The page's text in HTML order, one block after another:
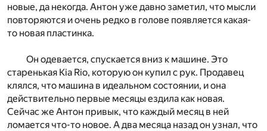
новые, да некогда. Антон уже давно заметил, что мысли
повторяются и очень редко в голове появляется какая-
то новая пластинка.
Он одевается, спускается вниз к машине. Это
старенькая Kia Rio, которую он купил с рук. Продавец
клялся, что машина в идеальном состоянии, и она
действительно первые месяцы ездила как новая.
Сейчас же Антон привык, что каждый месяц в ней
ломается что-то новое. А два месяца назад он узнал, что